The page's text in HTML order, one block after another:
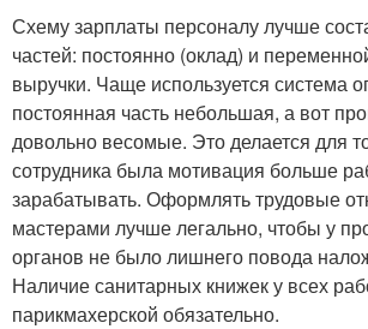
Схему зарплаты персоналу лучше
частей: постоянно (оклад) и
выручки. Чаще используется система
постоянная часть небольшая, а вот
довольно весомые. Это делается для
сотрудника была мотивация больше
зарабатывать. Оформлять трудовые
мастерами лучше легально, чтобы у
органов не было лишнего повода
Наличие санитарных книжек у всех
парикмахерской обязательно.